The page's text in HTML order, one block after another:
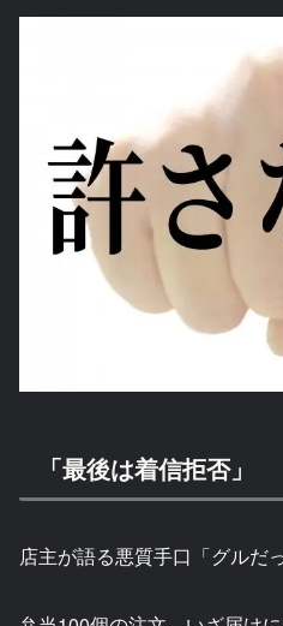
「最後は着信拒否」
店主が語る悪質手口「グルだ